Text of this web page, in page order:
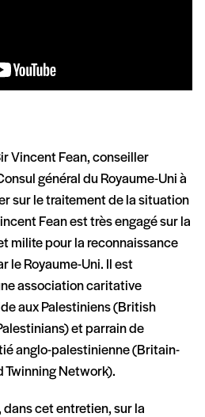
Vincent Fean, conseiller
général du Royaume-Uni à
sur le traitement de la situation
Fean est très engagé sur la
milite pour la reconnaissance
le Royaume-Uni. Il est
association caritative
aux Palestiniens (British
et parrain de
anglo-palestinienne (Britain-
Twinning Network).
cet entretien, sur la